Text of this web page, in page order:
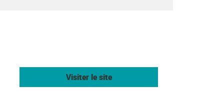
Visiter le site